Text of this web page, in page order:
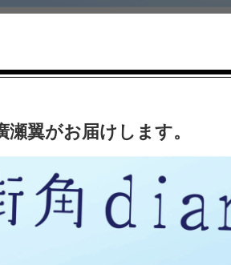
翼がお届けします。